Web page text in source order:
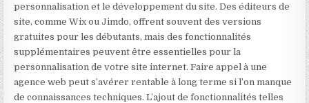
personnalisation et le développement du site. Des éditeurs de
site, comme Wix ou Jimdo, offrent souvent des versions
gratuites pour les débutants, mais des fonctionnalités
supplémentaires peuvent être essentielles pour la
personnalisation de votre site internet. Faire appel à une
agence web peut s’avérer rentable à long terme si l’on manque
de connaissances techniques. L’ajout de fonctionnalités telles